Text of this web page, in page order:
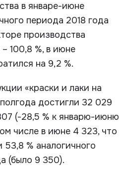
в январе-июне
периода 2018 года
производства
100,8 %, в июне
на 9,2 %.
«краски и лаки на
достигли 32 029
(-28,5 % к январю-июню
числе в июне 4 323, что
53,8 % аналогичного
(было 9 350).